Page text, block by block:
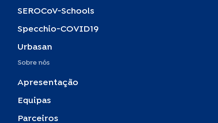
SEROCoV-Schools
Specchio-COVID19
Urbasan
Sobre nós
Apresentação
Equipas
Parceiros